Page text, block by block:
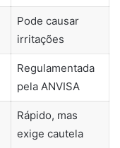
Pode causar
irritações
Regulamentada
pela ANVISA
Rápido, mas
exige cautela